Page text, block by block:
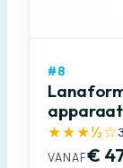
#8
apparaat
★★★½☆
VANAF€